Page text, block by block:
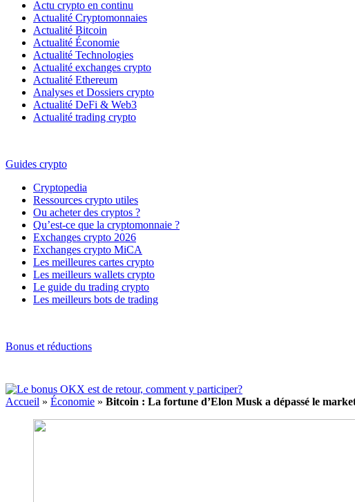
Actu crypto en continu
Actualité Cryptomonnaies
Actualité Bitcoin
Actualité Économie
Actualité Technologies
Actualité exchanges crypto
Actualité Ethereum
Analyses et Dossiers crypto
Actualité DeFi & Web3
Actualité trading crypto
Guides crypto
Cryptopedia
Ressources crypto utiles
Ou acheter des cryptos ?
Qu’est-ce que la cryptomonnaie ?
Exchanges crypto 2026
Exchanges crypto MiCA
Les meilleures cartes crypto
Les meilleurs wallets crypto
Le guide du trading crypto
Les meilleurs bots de trading
Bonus et réductions
Accueil » Économie » Bitcoin : La fortune d’Elon Musk a dépassé le